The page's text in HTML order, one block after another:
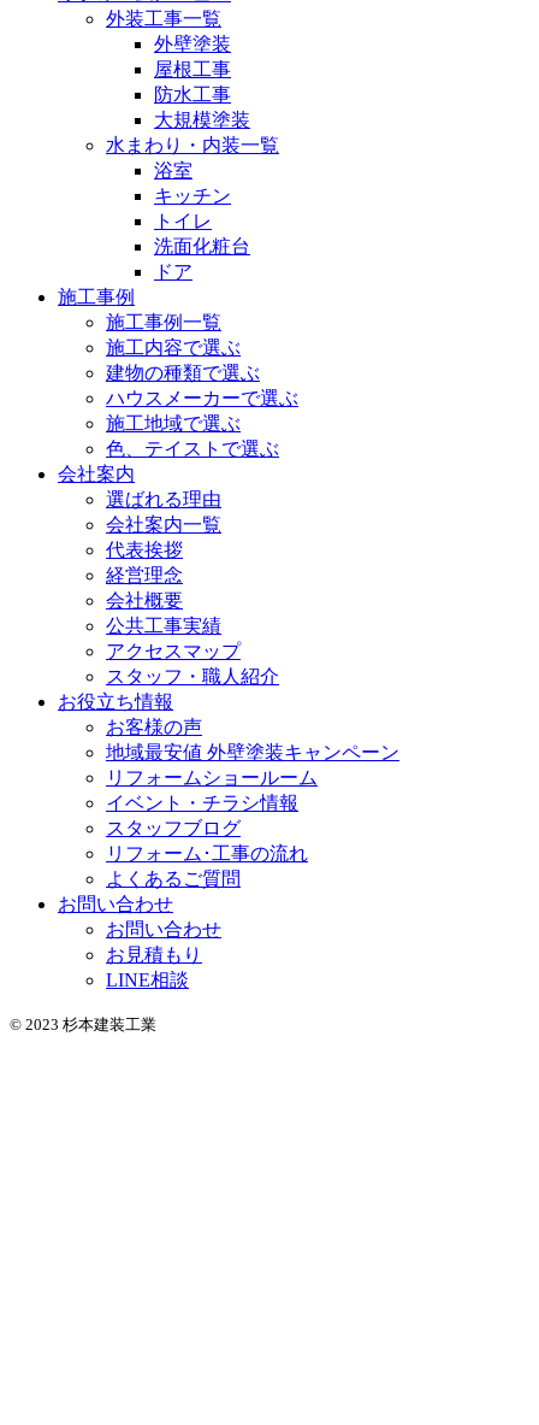
外装工事一覧
外壁塗装
屋根工事
防水工事
大規模塗装
水まわり・内装一覧
浴室
キッチン
トイレ
洗面化粧台
ドア
施工事例
施工事例一覧
施工内容で選ぶ
建物の種類で選ぶ
ハウスメーカーで選ぶ
施工地域で選ぶ
色、テイストで選ぶ
会社案内
選ばれる理由
会社案内一覧
代表挨拶
経営理念
会社概要
公共工事実績
アクセスマップ
スタッフ・職人紹介
お役立ち情報
お客様の声
地域最安値 外壁塗装キャンペーン
リフォームショールーム
イベント・チラシ情報
スタッフブログ
リフォーム･工事の流れ
よくあるご質問
お問い合わせ
お問い合わせ
お見積もり
LINE相談
© 2023 杉本建装工業